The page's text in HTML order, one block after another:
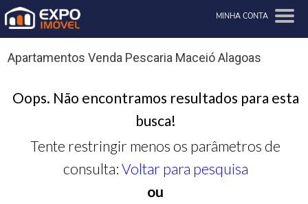
MINHA CONTA
Apartamentos Venda Pescaria Maceió Alagoas
Oops. Não encontramos resultados para esta
busca!
Tente restringir menos os parâmetros de
consulta: Voltar para pesquisa
ou